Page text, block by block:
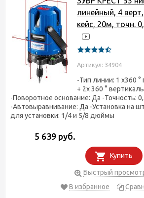
линейный, 4 верт,
кейс, 20м, точн.
Артикул: 34904
-Тип линии: 1 x360
+ 2x 360 °
-Поворотное основание: Да -Точность:
-Автовыравнивание: Да -Установка на
для установки: 1/4 и 5/8 дюймы
5 639 руб.
Купить
Быстрый
В избранное